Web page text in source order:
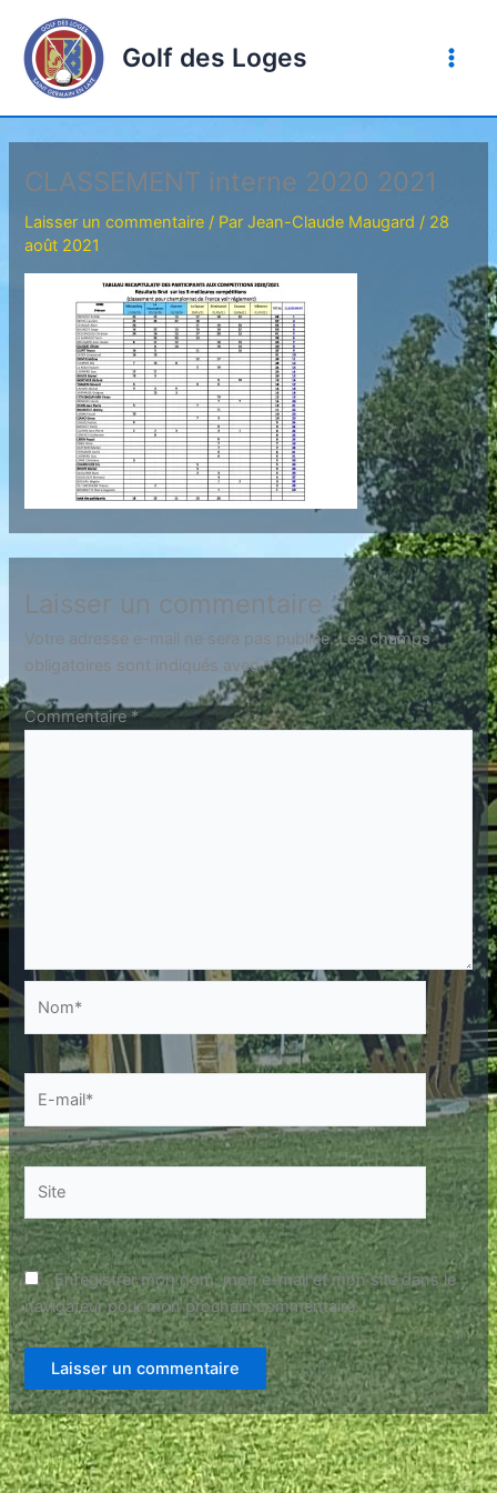
contenu
Golf des Loges
CLASSEMENT interne 2020 2021
Laisser un commentaire / ParJean-Claude Maugard / 28
août 2021
Laisser un commentaire
Votre adresse e-mail ne sera pas publiée. Les champs
obligatoires sont indiqués avec*
Commentaire*
Nom*
E-
mail*
Enregistrer mon nom, mon e-mail et mon site dans le
navigateur pour mon prochain commentaire.